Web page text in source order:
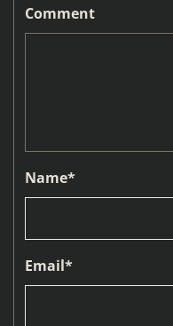
Comment
Name*
Email*